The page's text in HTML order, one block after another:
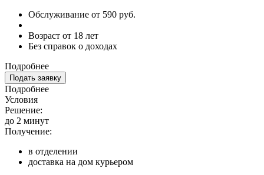
Обслуживание от 590 руб.
Возраст от 18 лет
Без справок о доходах
Подробнее
Подать заявку
Подробнее
Условия
Решение:
до 2 минут
Получение:
в отделении
доставка на дом курьером